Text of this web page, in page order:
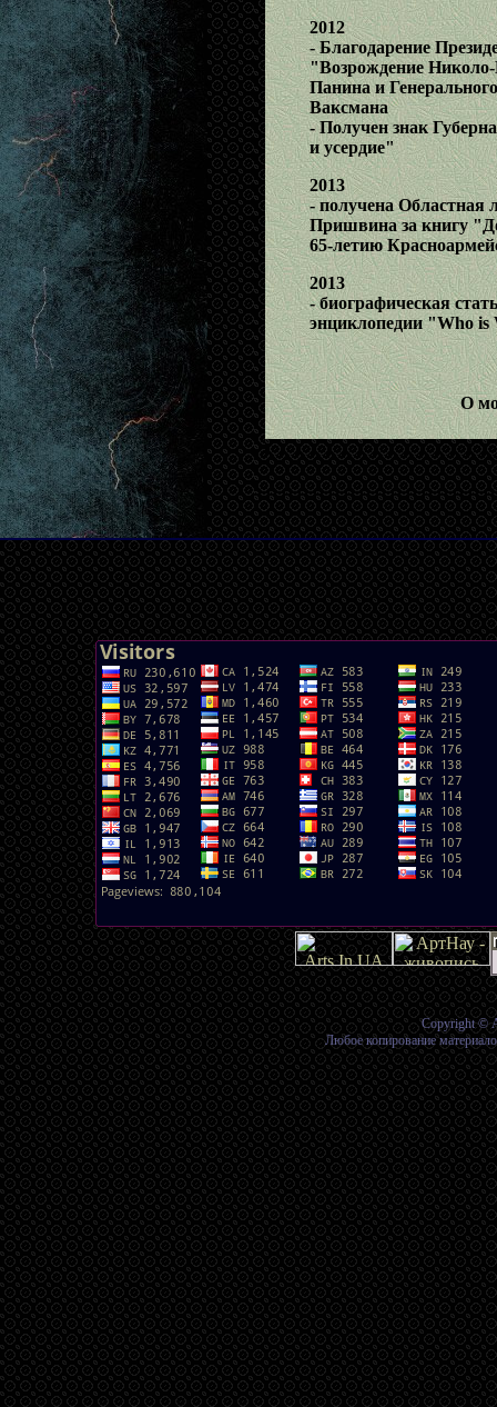
2012
- Благодарение
"Возрождение
Панина и
Ваксмана
- Получен знак
и усердие"
2013
- получена
Пришвина за книгу
65-летию
2013
- биографическая
энциклопедии "Who is
О
Copyright ©
Любое копирование